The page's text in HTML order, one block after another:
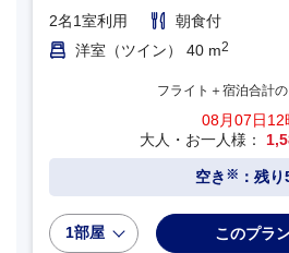
2名1室利用
朝食付
洋室（ツイン） 40 m2
フライト＋宿泊合計
08月07日12
大人・お一人様：
空き ※ ：残り
1部屋